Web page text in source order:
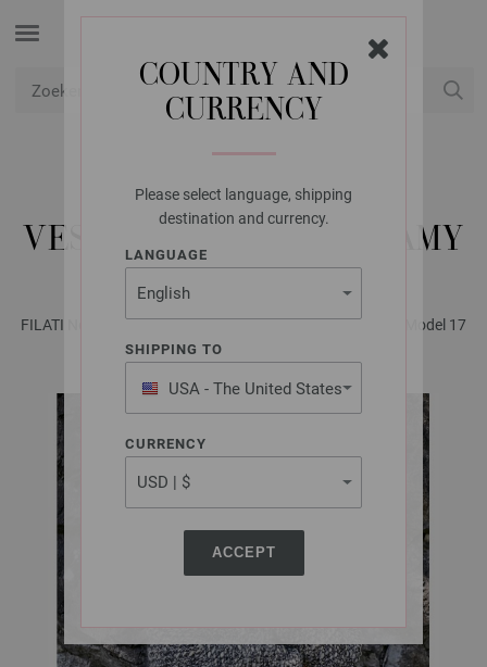
COUNTRY AND
CURRENCY
Please select language, shipping
destination and currency.
LANGUAGE
SHIPPING TO
USA - The United States
of America
CURRENCY
ACCEPT
LANA GROSSA
VEST LALA BERLIN FLAMY
FILATI No. 66 - Tijdschrift (DE) + Breibeschrijvingen (NL) | Model 17